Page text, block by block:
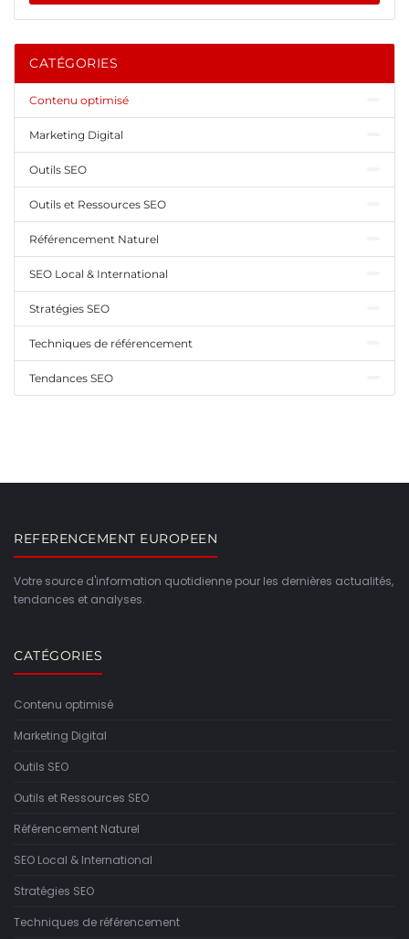
CATÉGORIES
Contenu optimisé
Marketing Digital
Outils SEO
Outils et Ressources SEO
Référencement Naturel
SEO Local & International
Stratégies SEO
Techniques de référencement
Tendances SEO
REFERENCEMENT EUROPEEN
Votre source d'information quotidienne pour les dernières actualités,
tendances et analyses.
CATÉGORIES
Contenu optimisé
Marketing Digital
Outils SEO
Outils et Ressources SEO
Référencement Naturel
SEO Local & International
Stratégies SEO
Techniques de référencement